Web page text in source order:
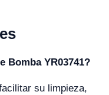
Bomba YR03741?
su limpieza,